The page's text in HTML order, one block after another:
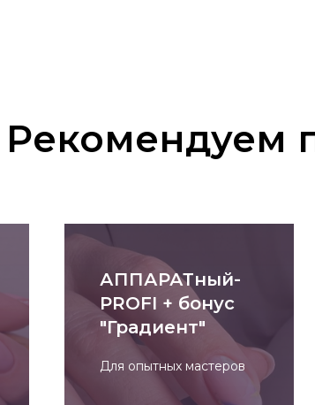
Рекомендуем
АППАРАТный-
PROFI + бонус
"Градиент"
Для опытных мастеров